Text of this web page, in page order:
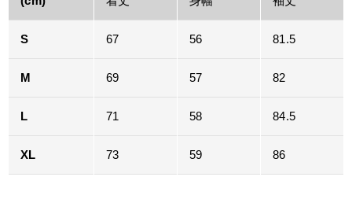
S 67 56 81.5
M 69 57 82
L 71 58 84.5
XL 73 59 86